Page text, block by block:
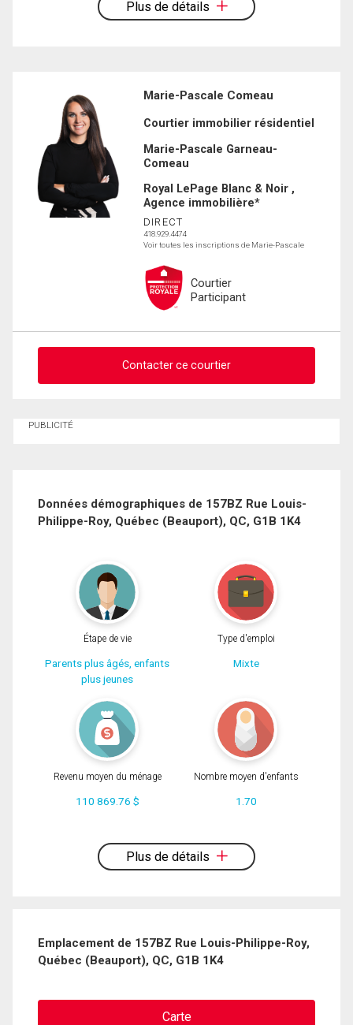
Plus de détails
Marie-Pascale Comeau
Courtier immobilier résidentiel
Marie-Pascale Garneau-
Comeau
Royal LePage Blanc & Noir ,
Agence immobilière*
DIRECT
418.929.4474
Voir toutes les inscriptions de Marie-Pascale
Courtier
Participant
Contacter ce courtier
Demander des infos sur cette inscription
PUBLICITÉ
Données démographiques de 157BZ Rue Louis-
Philippe-Roy, Québec (Beauport), QC, G1B 1K4
Étape de vie
Parents plus âgés, enfants
plus jeunes
Type d'emploi
Mixte
Revenu moyen du ménage
110 869.76 $
Nombre moyen d'enfants
1.70
Plus de détails
Emplacement de 157BZ Rue Louis-Philippe-Roy,
Québec (Beauport), QC, G1B 1K4
Carte